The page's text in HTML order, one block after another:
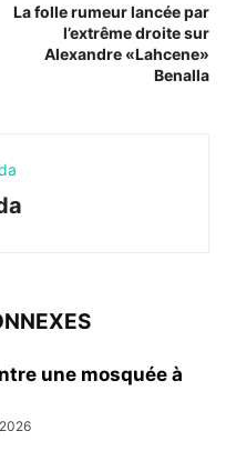
La folle rumeur lancée par
l’extrême droite sur
Alexandre «Lahcene»
Benalla
une mosquée à